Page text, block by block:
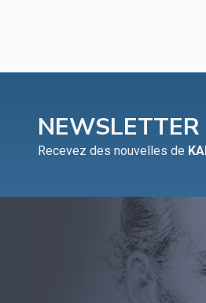
NEWSLETTER
Recevez des nouvelles de